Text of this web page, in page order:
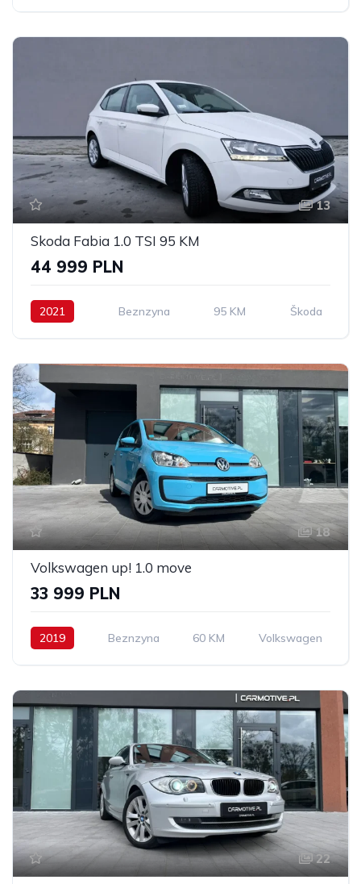
13
Skoda Fabia 1.0 TSI 95 KM
44 999 PLN
2021 Beznzyna 95 KM Škoda
18
Volkswagen up! 1.0 move
33 999 PLN
2019 Beznzyna 60 KM Volkswagen
22